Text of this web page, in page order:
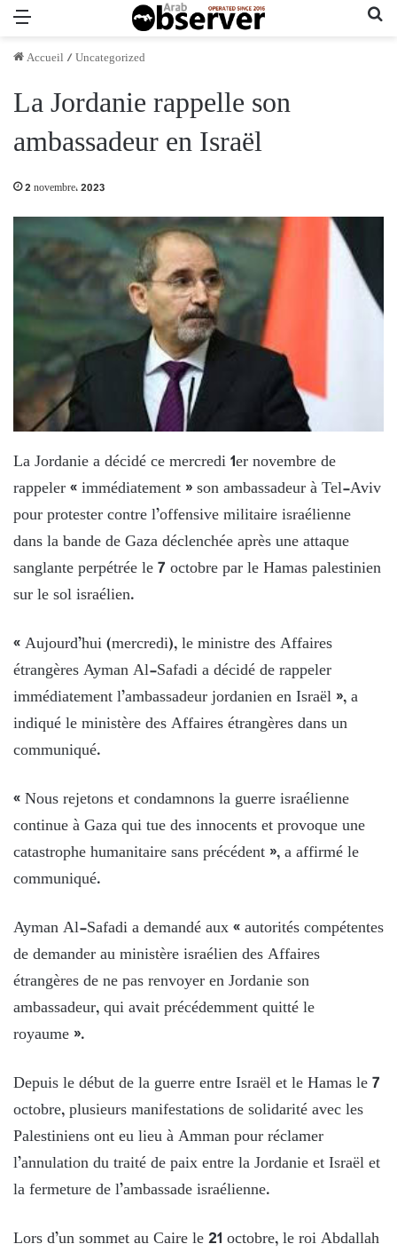
Accueil /Uncategorized
La Jordanie rappelle son
ambassadeur en Israël
2 novembre، 2023
La Jordanie a décidé ce mercredi 1er novembre de
rappeler « immédiatement » son ambassadeur à Tel-Aviv
pour protester contre l’offensive militaire israélienne
dans la bande de Gaza déclenchée après une attaque
sanglante perpétrée le 7 octobre par le Hamas palestinien
sur le sol israélien.
« Aujourd’hui (mercredi), le ministre des Affaires
étrangères Ayman Al-Safadi a décidé de rappeler
immédiatement l’ambassadeur jordanien en Israël », a
indiqué le ministère des Affaires étrangères dans un
communiqué.
« Nous rejetons et condamnons la guerre israélienne
continue à Gaza qui tue des innocents et provoque une
catastrophe humanitaire sans précédent », a affirmé le
communiqué.
Ayman Al-Safadi a demandé aux « autorités compétentes
de demander au ministère israélien des Affaires
étrangères de ne pas renvoyer en Jordanie son
ambassadeur, qui avait précédemment quitté le
royaume ».
Depuis le début de la guerre entre Israël et le Hamas le 7
octobre, plusieurs manifestations de solidarité avec les
Palestiniens ont eu lieu à Amman pour réclamer
l’annulation du traité de paix entre la Jordanie et Israël et
la fermeture de l’ambassade israélienne.
Lors d’un sommet au Caire le 21 octobre, le roi Abdallah